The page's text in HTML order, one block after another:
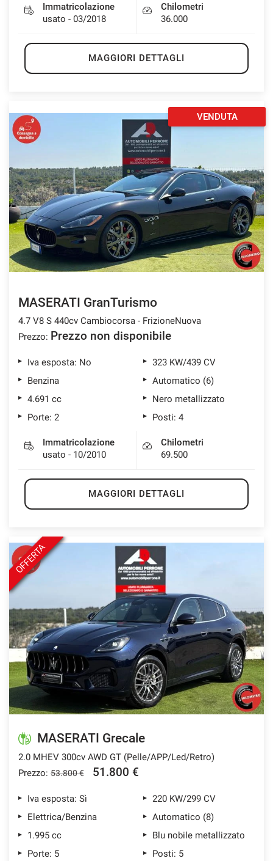
Immatricolazione
usato - 03/2018
Chilometri
36.000
MAGGIORI DETTAGLI
VENDUTA
MASERATI GranTurismo
4.7 V8 S 440cv Cambiocorsa - FrizioneNuova
Prezzo: Prezzo non disponibile
Iva esposta: No
323 KW/439 CV
Benzina
Automatico (6)
4.691 cc
Nero metallizzato
Porte: 2
Posti: 4
Immatricolazione
usato - 10/2010
Chilometri
69.500
MAGGIORI DETTAGLI
OFFERTA
MASERATI Grecale
2.0 MHEV 300cv AWD GT (Pelle/APP/Led/Retro)
Prezzo: 53.800 € 51.800 €
Iva esposta: Sì
220 KW/299 CV
Elettrica/Benzina
Automatico (8)
1.995 cc
Blu nobile metallizzato
Porte: 5
Posti: 5